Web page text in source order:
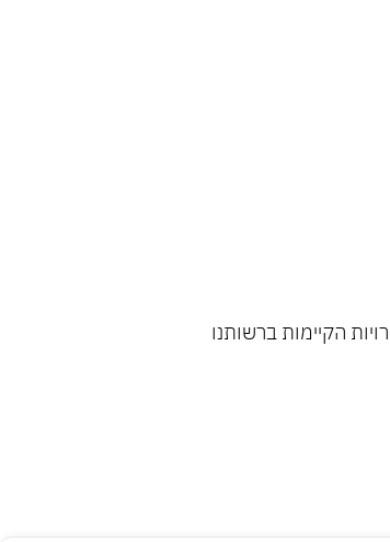
הקיימות ברשותנו